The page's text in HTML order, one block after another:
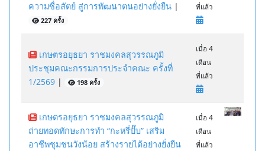
ความซื่อสัตย์ สู่การพัฒนาตนอย่างยั่งยืน |
227 ครั้ง
ที่แล้ว
เกษตรอยุธยา ราชมงคลสุวรรณภูมิ
ประชุมคณะกรรมการประจำคณะ ครั้งที่
1/2569 | 198 ครั้ง
เมื่อ 4
เดือน
ที่แล้ว
เกษตรอยุธยา ราชมงคลสุวรรณภูมิ
ถ่ายทอดทักษะการทำ “กะหรี่ปั๊บ” เสริม
อาชีพชุมชนวังน้อย สร้างรายได้อย่างยั่งยืน
เมื่อ 4
เดือน
ที่แล้ว